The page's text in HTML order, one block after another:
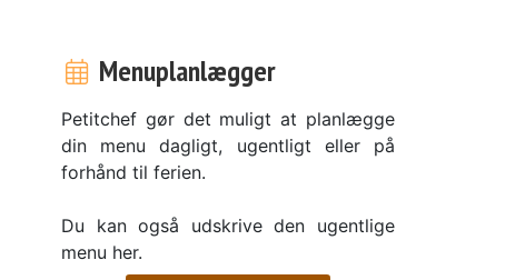
Menuplanlægger
Petitchef gør det muligt at planlægge
din menu dagligt, ugentligt eller på
forhånd til ferien.
Du kan også udskrive den ugentlige
menu her.